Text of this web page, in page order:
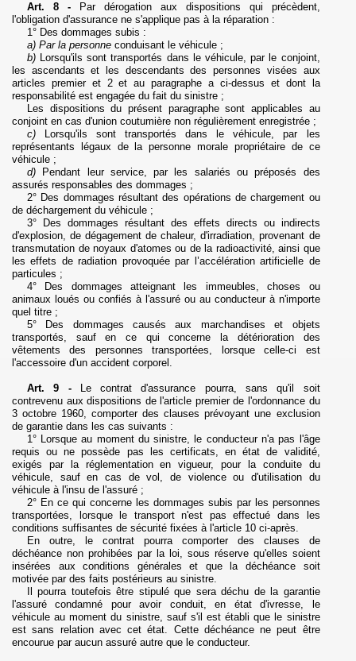
Art. 8 -Par dérogation aux dispositions qui précèdent,
l'obligation d'assurance ne s'applique pas à la réparation :
1° Des dommages subis :
a) Par la personne conduisant le véhicule ;
b) Lorsqu'ils sont transportés dans le véhicule, par le conjoint,
les ascendants et les descendants des personnes visées aux
articles premier et 2 et au paragrapheaci-dessus et dont la
responsabilité est engagée du fait du sinistre ;
Les dispositions du présent paragraphe sont applicables au
conjoint en cas d'union coutumière non régulièrement enregistrée ;
c)
Lorsqu'ils sont transportés dans le véhicule, par les
représentants légaux de la personne morale propriétaire de ce
véhicule ;
d)
Pendant leur service, par les salariés ou préposés des
assurés responsables des dommages ;
2° Des dommages résultant des opérations de chargement ou
de déchargement du véhicule ;
3° Des dommages résultant des effets directs ou indirects
d'explosion, de dégagement de chaleur, d'irradiation, provenant de
transmutation de noyaux d'atomes ou de la radioactivité, ainsi que
les effets de radiation provoquée par l’accélération artificielle de
particules ;
4° Des dommages atteignant les immeubles, choses ou
animaux loués ou confiés à l'assuré ou au conducteur à n'importe
quel titre ;
5° Des dommages causés aux marchandises et objets
transportés, sauf en ce qui concerne la détérioration des
vêtements des personnes transportées, lorsque celle-ci est
l'accessoire d'un accident corporel.
Art. 9 -Le contrat d'assurance pourra, sans qu'il soit
contrevenu aux dispositions de l'article premier de l'ordonnance du
3 octobre 1960, comporter des clauses prévoyant une exclusion
de garantie dans les cas suivants :
1° Lorsque au moment du sinistre, le conducteur n'a pas l'âge
requis ou ne possède pas les certificats, en état de validité,
exigés par la réglementation en vigueur, pour la conduite du
véhicule, sauf en cas de vol, de violence ou d'utilisation du
véhicule à l'insu de l'assuré ;
2° En ce qui concerne les dommages subis par les personnes
transportées, lorsque le transport n'est pas effectué dans les
conditions suffisantes de sécurité fixées à l'article 10 ci-après.
En outre, le contrat pourra comporter des clauses de
déchéance non prohibées par la loi, sous réserve qu'elles soient
insérées aux conditions générales et que la déchéance soit
motivée par des faits postérieurs au sinistre.
Il pourra toutefois être stipulé que sera déchu de la garantie
l'assuré condamné pour avoir conduit, en état d'ivresse, le
véhicule au moment du sinistre, sauf s'il est établi que le sinistre
est sans relation avec cet état. Cette déchéance ne peut être
encourue par aucun assuré autre que le conducteur.